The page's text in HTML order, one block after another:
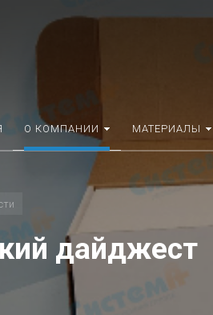
О КОМПАНИИ МАТЕРИАЛЫ
дайджест